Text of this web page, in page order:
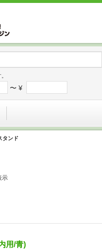
〜 ¥
タンド
示
用/青)